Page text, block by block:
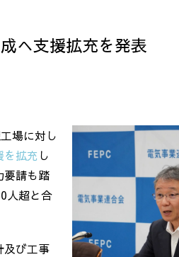
へ支援拡充を発表
場に対し
を拡充し
要請も踏
人超と合
及び工事